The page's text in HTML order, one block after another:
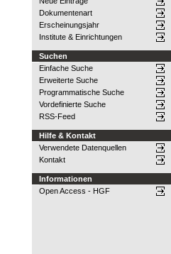
Dokumentenart
Erscheinungsjahr
Institute & Einrichtungen
Suchen
Einfache Suche
Erweiterte Suche
Programmatische Suche
Vordefinierte Suche
RSS-Feed
Hilfe & Kontakt
Verwendete Datenquellen
Kontakt
Informationen
Open Access - HGF